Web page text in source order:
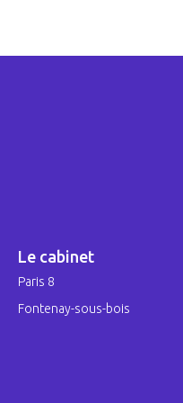
Le cabinet
Paris 8
Fontenay-sous-bois